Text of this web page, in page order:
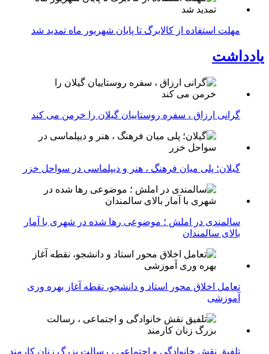
مهلت استفاده از کالابرگ تا پایان شهریور ماه تمدید شد
یادداشت
گرانی ارزاق ، سفره روستاییان گیلان را خرمن می کند
گیلان؛ پلی میان فرهنگ ، هنر و دیپلماسی در سواحل خزر
سالمندی در املش ؛ موضوعی رها شده در شهری با آمار
بالای سالمندان
تعامل اخلاق‌ محور استاد و دانشجو، نقطه آغاز بهره ‌وری
آموزشی
تلفیق نقش خانوادگی و اجتماعی ، رسالت بزرگ زنان کارمند